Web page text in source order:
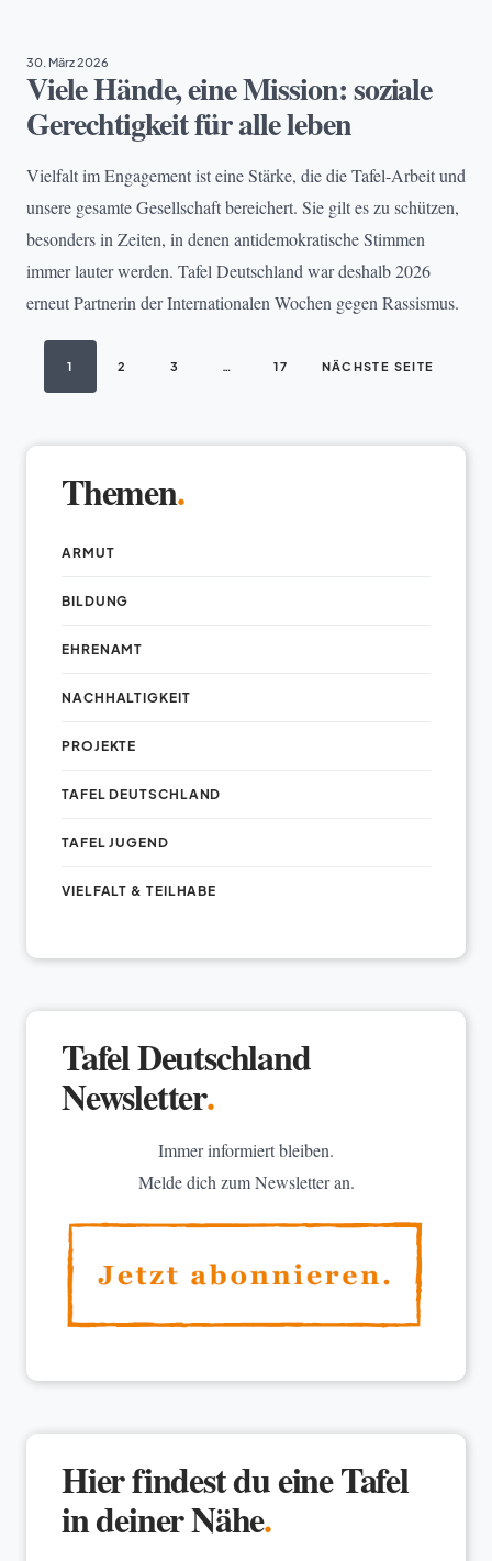
30. März 2026
Viele Hände, eine Mission: soziale
Gerechtigkeit für alle leben
Vielfalt im Engagement ist eine Stärke, die die Tafel-Arbeit und
unsere gesamte Gesellschaft bereichert. Sie gilt es zu schützen,
besonders in Zeiten, in denen antidemokratische Stimmen
immer lauter werden. Tafel Deutschland war deshalb 2026
erneut Partnerin der Internationalen Wochen gegen Rassismus.
1 2 3 17 NÄCHSTE SEITE
Themen.
ARMUT
BILDUNG
EHRENAMT
NACHHALTIGKEIT
PROJEKTE
TAFEL DEUTSCHLAND
TAFEL JUGEND
VIELFALT & TEILHABE
Tafel Deutschland
Newsletter.
Immer informiert bleiben.
Melde dich zum Newsletter an.
Hier findest du eine Tafel
in deiner Nähe.